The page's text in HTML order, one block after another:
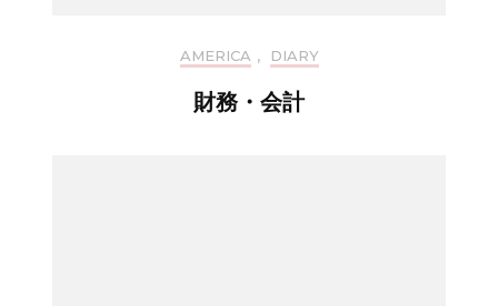
AMERICA , DIARY
財務・会計